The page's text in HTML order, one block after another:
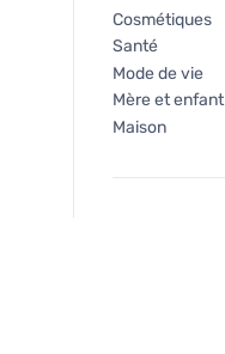
Cosmétiques
Santé
Mode de vie
Mère et enfant
Maison